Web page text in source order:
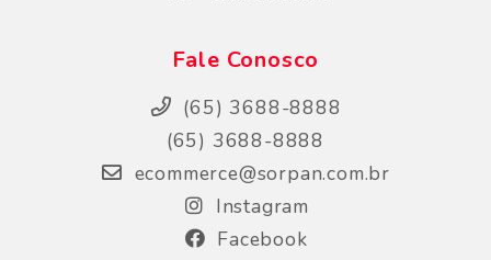
Fale Conosco
(65) 3688-8888
(65) 3688-8888
ecommerce@sorpan.com.br
Instagram
Facebook